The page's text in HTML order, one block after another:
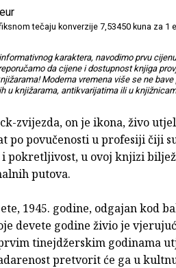
tečaju konverzije 7,53450 kuna za 1
karaktera, navodimo prvu
da cijene i dostupnost knjiga
Moderna vremena više se ne bave
u knjižarama, antikvarijatima ili u
zvijezda, on je ikona, živo
po povučenosti u profesiji čiji
i pokretljivost, u ovoj knjizi
putova.
1945. godine, odgajan kod
devete godine živio je
tinejdžerskim godinama
pretvorit će ga u